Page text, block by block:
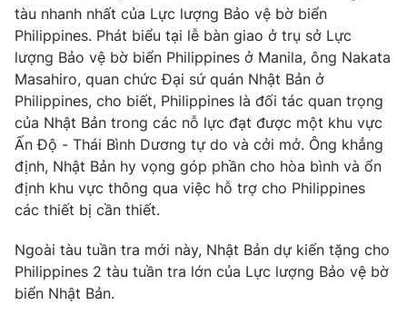
Câu chuyện quốc tế
Tài chính
Thị trường
Góc doanh nghiệp
Dữ liệu và đời sống
Truyền hình
Phim VTV
Hậu trường
Nhân vật
Khán giả
Giải sao mai
Giải trí
Điện ảnh
Âm nhạc
Đời sống
Du lịch
Làm đẹp
Chất lượng cuộc sống
Tuyển sinh
Học trực tuyến
Công nghệ
tàu nhanh nhất của Lực lượng Bảo vệ bờ biển
Philippines. Phát biểu tại lễ bàn giao ở trụ sở Lực
lượng Bảo vệ bờ biển Philippines ở Manila, ông Nakata
Masahiro, quan chức Đại sứ quán Nhật Bản ở
Philippines, cho biết, Philippines là đối tác quan trọng
của Nhật Bản trong các nỗ lực đạt được một khu vực
Ấn Độ - Thái Bình Dương tự do và cởi mở. Ông khẳng
định, Nhật Bản hy vọng góp phần cho hòa bình và ổn
định khu vực thông qua việc hỗ trợ cho Philippines
các thiết bị cần thiết.
Ngoài tàu tuần tra mới này, Nhật Bản dự kiến tặng cho
Philippines 2 tàu tuần tra lớn của Lực lượng Bảo vệ bờ
biển Nhật Bản.